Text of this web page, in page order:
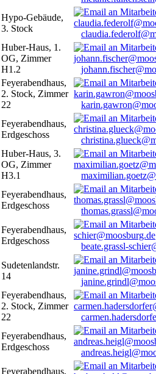
Hypo-Gebäude,
3. Stock
Huber-Haus, 1.
OG, Zimmer
H1.2
Feyerabendhaus,
2. Stock, Zimmer
22
Feyerabendhaus,
Erdgeschoss
Huber-Haus, 3.
OG, Zimmer
H3.1
Feyerabendhaus,
Erdgeschoss
Feyerabendhaus,
Erdgeschoss
beate.grassl-
Sudetenlandstr.
14
Feyerabendhaus,
2. Stock, Zimmer
22
Feyerabendhaus,
Erdgeschoss
Feyerabendhaus,